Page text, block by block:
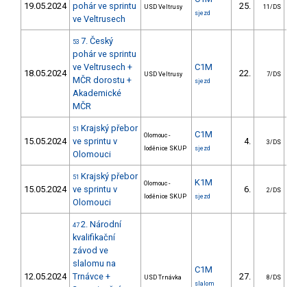
19.05.2024 pohár ve sprintu
ve Veltrusech
USD Veltrusy
sjezd
25. 11/DS
18.05.2024
53 7. Český
pohár ve sprintu
ve Veltrusech +
MČR dorostu +
Akademické
MČR
USD Veltrusy
C1M
sjezd
22. 7/DS
15.05.2024
51 Krajský přebor
ve sprintu v
Olomouci
Olomouc -
loděnice SKUP
C1M
sjezd
4. 3/DS
15.05.2024
51 Krajský přebor
ve sprintu v
Olomouci
Olomouc -
loděnice SKUP
K1M
sjezd
6. 2/DS
12.05.2024
47 2. Národní
kvalifikační
závod ve
slalomu na
Trnávce +
USD Trnávka
C1M
slalom
27. 8/DS